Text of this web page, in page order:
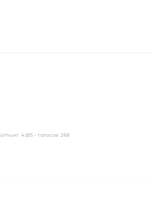
4.8/5 - голосов: 268